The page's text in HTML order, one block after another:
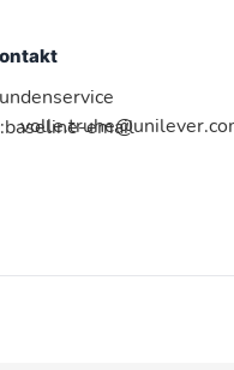
email